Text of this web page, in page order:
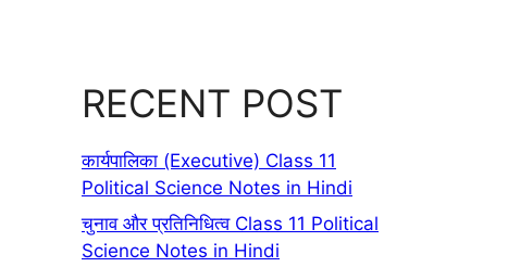
RECENT POST
कार्यपालिका (Executive) Class 11
Political Science Notes in Hindi
चुनाव और प्रतिनिधित्व Class 11 Political
Science Notes in Hindi